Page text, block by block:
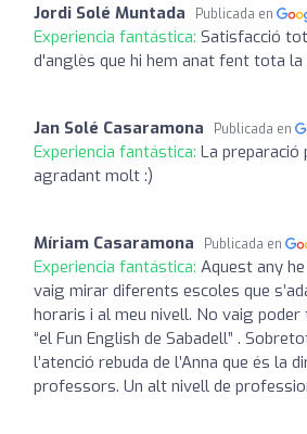
Jordi Solé Muntada Publicada en
Experiencia fantástica: Satisfacció
d'anglès que hi hem anat fent tota la
Jan Solé Casaramona Publicada en
Experiencia fantástica: La preparació
agradant molt :)
Míriam Casaramona Publicada en
Experiencia fantástica: Aquest any
vaig mirar diferents escoles que
horaris i al meu nivell. No vaig
“el Fun English de Sabadell” .
l’atenció rebuda de l’Anna que és la
professors. Un alt nivell de